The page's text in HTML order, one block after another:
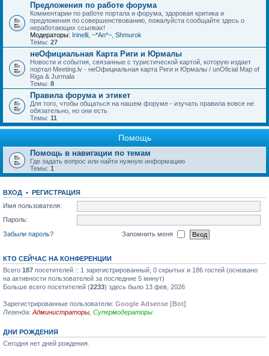
Предложения по работе форума
Комментарии по работе портала и форума, здоровая критика и
предложения по совершенствованию, пожалуйста сообщайте здесь о
неработающих ссылках!
Модераторы: Irinelli ~*An*~ Shmurok
Темы: 27
неОфициальная Карта Риги и Юрмалы
Новости и события, связанные с туристической картой, которую издает
портал Meeting.lv - неОфициальная карта Риги и Юрмалы / unOficial Map of
Riga & Jurmala
Темы: 8
Правила форума и этикет
Для того, чтобы общаться на нашем форуме - изучать правила вовсе не
обязательно, но они есть
Темы: 11
Помощь
Помощь в навигации по темам
Где задать вопрос или найти нужную информацию
Темы: 1
ВХОД •
РЕГИСТРАЦИЯ
Имя пользователя:
Пароль:
Забыли пароль?
Запомнить меня
КТО СЕЙЧАС НА КОНФЕРЕНЦИИ
Всего 187 посетителей :: 1 зарегистрированный, 0 скрытых и 186 гостей (основано
на активности пользователей за последние 5 минут)
Больше всего посетителей (2233) здесь было 13 фев, 2026
Зарегистрированные пользователи: Google Adsense [Bot]
Легенда: Администраторы Супермодераторы
ДНИ РОЖДЕНИЯ
Сегодня нет дней рождения.